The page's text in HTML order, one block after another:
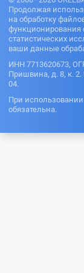
Продолжая
на обработку
функционирования
статистических
ваши данные
ИНН 7713620673,
Пришвина, д. 8, к.
04.
При
обязательна.